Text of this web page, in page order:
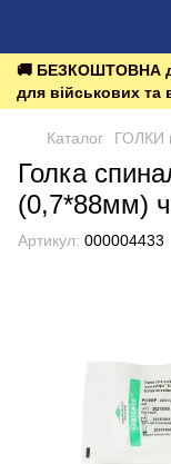
🚚 БЕЗКОШТОВНА
для військових та
Каталог ГОЛКИ
Голка
(0,7*88мм)
Артикул: 000004433